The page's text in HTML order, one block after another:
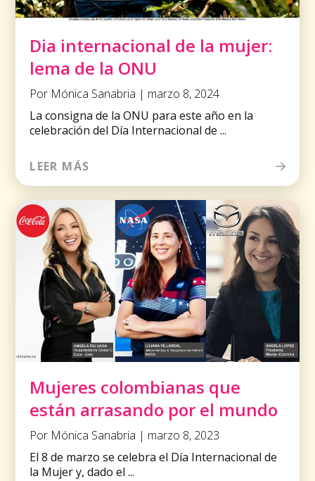
Dia internacional de la mujer:
lema de la ONU
Por Mónica Sanabria | marzo 8, 2024
La consigna de la ONU para este año en la
celebración del Día Internacional de ...
LEER MÁS
Mujeres colombianas que
están arrasando por el mundo
Por Mónica Sanabria | marzo 8, 2023
El 8 de marzo se celebra el Día Internacional de
la Mujer y, dado el ...